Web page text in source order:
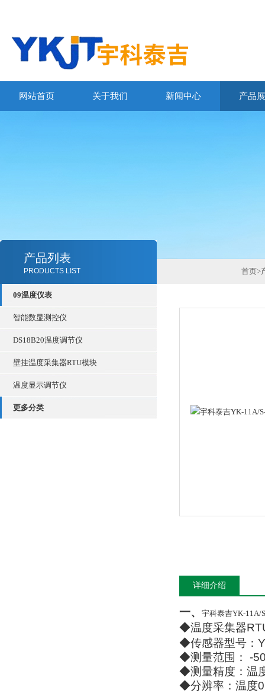
网站首页 关于我们 新闻中心 产品
产品列表
PRODUCTS LIST
09温度仪表
智能数显测控仪
DS18B20温度调节仪
壁挂温度采集器RTU模块
温度显示调节仪
更多分类
首页>
详细介绍
一、 宇科泰吉YK-11A/
◆温度采集器
◆传感器型号：
◆测量范围：
-
◆测量精度：温
◆分辨率：温度